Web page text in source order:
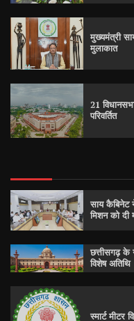
मुख्यमंत्री
मुलाकात
21
परिवर्तित
साय कैबिनेट
मिशन को दी
छत्तीसगढ़ के
विशेष अतिथि
स्मार्ट मीटर